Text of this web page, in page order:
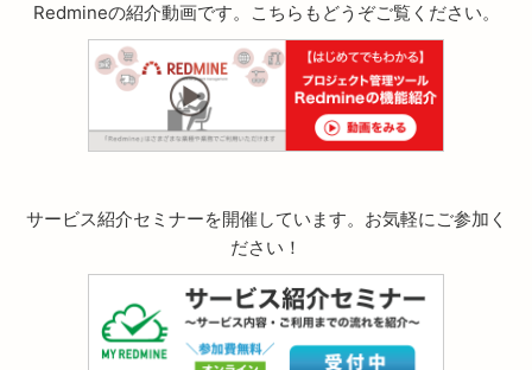
Redmineの紹介動画です。こちらもどうぞご覧ください。
サービス紹介セミナーを開催しています。お気軽にご参加く
ださい！